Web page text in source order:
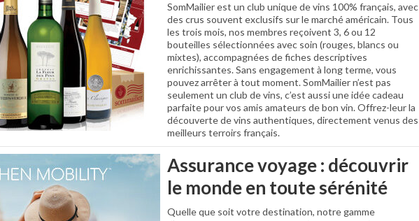
SomMailier est un club unique de vins 100% français, avec
des crus souvent exclusifs sur le marché américain. Tous
les trois mois, nos membres reçoivent 3, 6 ou 12
bouteilles sélectionnées avec soin (rouges, blancs ou
mixtes), accompagnées de fiches descriptives
enrichissantes. Sans engagement à long terme, vous
pouvez arrêter à tout moment. SomMailier n’est pas
seulement un club de vins, c’est aussi une idée cadeau
parfaite pour vos amis amateurs de bon vin. Offrez-leur la
découverte de vins authentiques, directement venus des
meilleurs terroirs français.
Assurance voyage : découvrir
le monde en toute sérénité
Quelle que soit votre destination, notre gamme